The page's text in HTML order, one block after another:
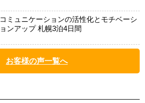
コミュニケーションの活性化とモチベーシ
ョンアップ 札幌3泊4日間
お客様の声一覧へ